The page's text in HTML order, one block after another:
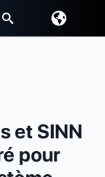
et SINN
pour